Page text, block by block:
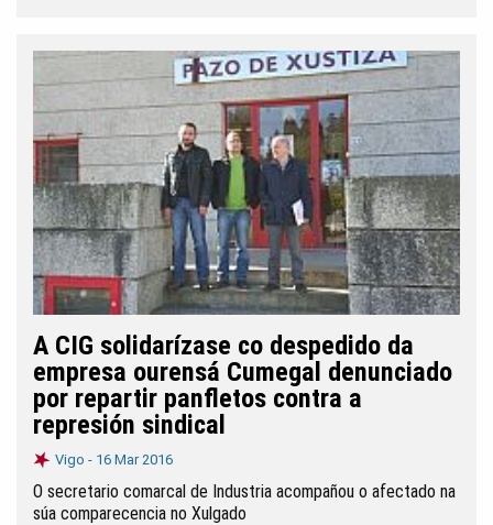
A CIG solidarízase co despedido da
empresa ourensá Cumegal denunciado
por repartir panfletos contra a
represión sindical
Vigo - 16 Mar 2016
O secretario comarcal de Industria acompañou o afectado na
súa comparecencia no Xulgado